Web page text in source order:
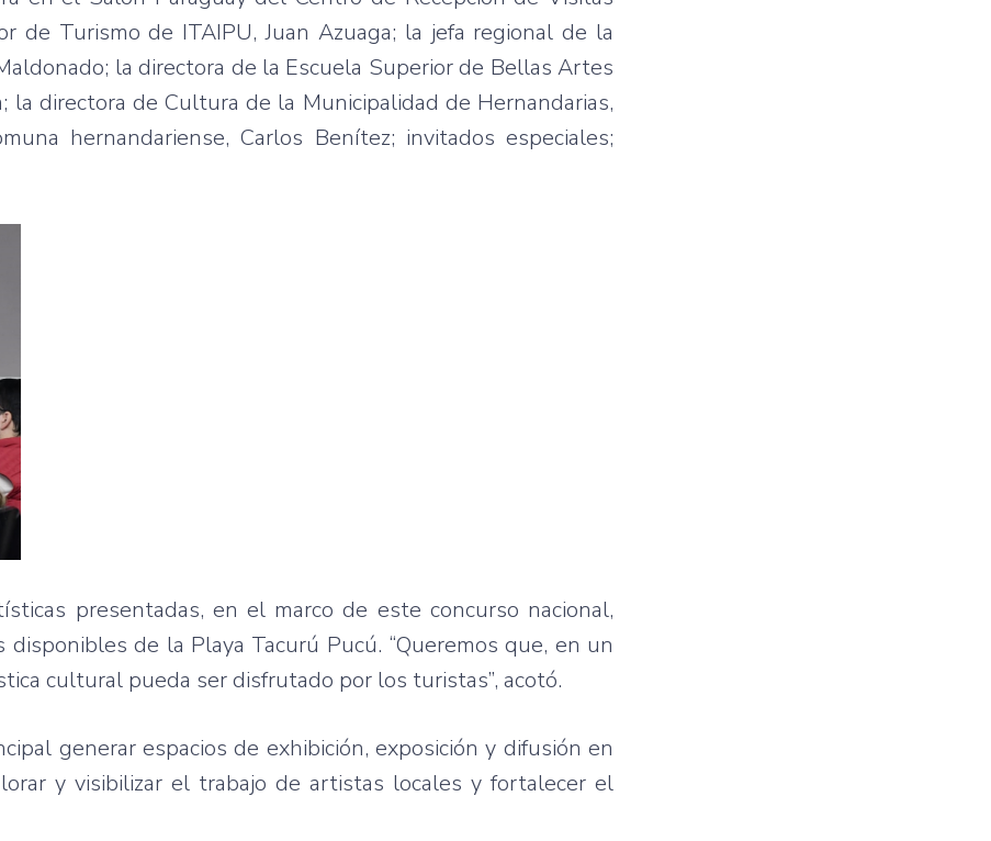
de Turismo de ITAIPU, Juan Azuaga; la jefa regional de la
la directora de la Escuela Superior de Bellas Artes
la directora de Cultura de la Municipalidad de Hernandarias,
hernandariense, Carlos Benítez; invitados especiales;
presentadas, en el marco de este concurso nacional,
de la Playa Tacurú Pucú. “Queremos que, en un
cultural pueda ser disfrutado por los turistas”, acotó.
generar espacios de exhibición, exposición y difusión en
y visibilizar el trabajo de artistas locales y fortalecer el